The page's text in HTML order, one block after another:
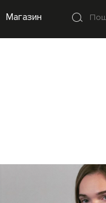
Магазин